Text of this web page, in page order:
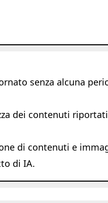
senza alcuna
dei contenuti
di contenuti e
di IA.